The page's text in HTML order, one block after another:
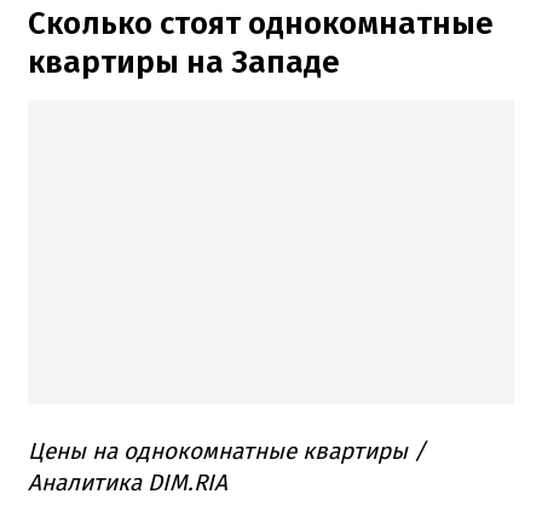
Сколько стоят однокомнатные
квартиры на Западе
Цены на однокомнатные квартиры /
Аналитика DIM.RIA